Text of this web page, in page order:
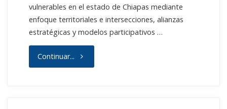
vulnerables en el estado de Chiapas mediante
enfoque territoriales e intersecciones, alianzas
estratégicas y modelos participativos …
Continuar... "Licitación